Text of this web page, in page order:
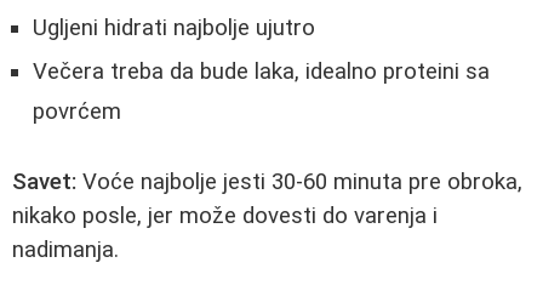
Ugljeni hidrati najbolje ujutro
Večera treba da bude laka, idealno proteini sa
povrćem
Savet: Voće najbolje jesti 30-60 minuta pre obroka,
nikako posle, jer može dovesti do varenja i
nadimanja.